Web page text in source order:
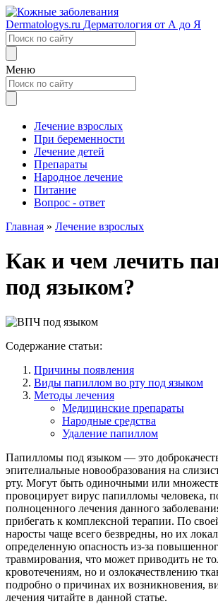
Dermatologys.ru Дерматология от А до Я
Меню
Лечение взрослых
При беременности
Лечение детей
Препараты
Народное лечение
Питание
Вопрос - ответ
Главная » Лечение взрослых
Как и чем лечить
под языком?
Содержание статьи:
Причины появления
Виды папиллом во рту под языком
Методы лечения
Медицинские препараты
Народные средства
Удаление папиллом
Папилломы под языком — это
эпителиальные новообразования на
рту. Могут быть одиночными или
провоцирует вирус папилломы человека,
полноценного лечения данного
прибегать к комплексной терапии. По
наросты чаще всего безвредны, но их
определенную опасность из-за
травмирования, что может приводить не
кровотечениям, но и озлокачествлению
подробно о причинах их возникновения,
лечения читайте в данной статье.